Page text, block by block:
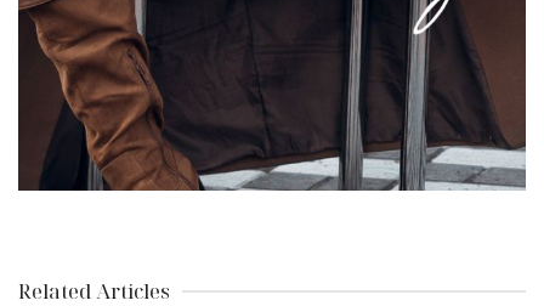
Related Articles